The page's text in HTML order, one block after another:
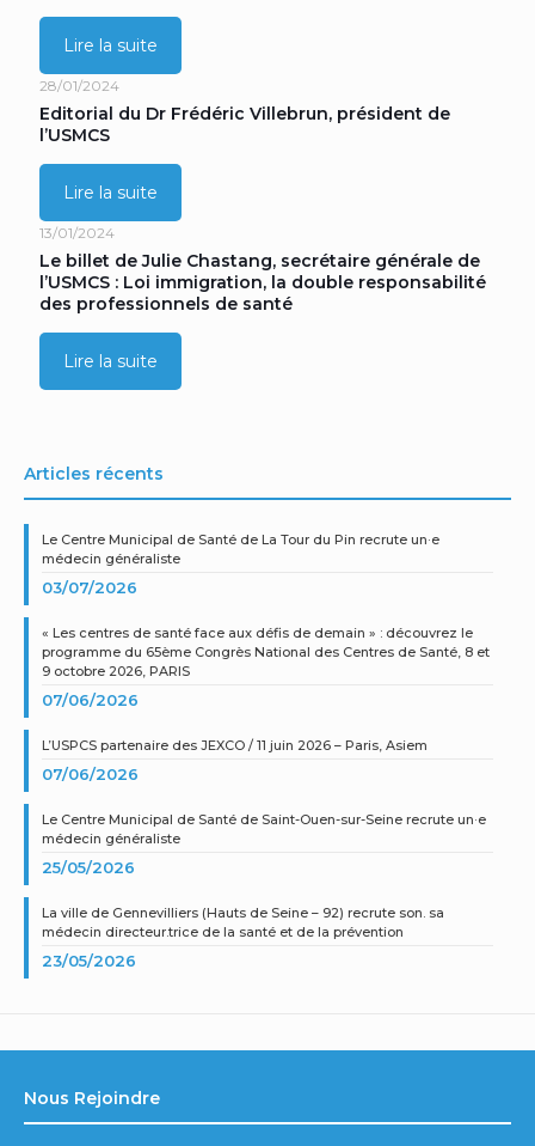
Lire la suite
28/01/2024
Editorial du Dr Frédéric Villebrun, président de
l’USMCS
Lire la suite
13/01/2024
Le billet de Julie Chastang, secrétaire générale de
l’USMCS : Loi immigration, la double responsabilité
des professionnels de santé
Lire la suite
Articles récents
Le Centre Municipal de Santé de La Tour du Pin recrute un·e
médecin généraliste
03/07/2026
« Les centres de santé face aux défis de demain » : découvrez le
programme du 65ème Congrès National des Centres de Santé, 8 et
9 octobre 2026, PARIS
07/06/2026
L’USPCS partenaire des JEXCO / 11 juin 2026 – Paris, Asiem
07/06/2026
Le Centre Municipal de Santé de Saint-Ouen-sur-Seine recrute un·e
médecin généraliste
25/05/2026
La ville de Gennevilliers (Hauts de Seine – 92) recrute son. sa
médecin directeur.trice de la santé et de la prévention
23/05/2026
Nous Rejoindre